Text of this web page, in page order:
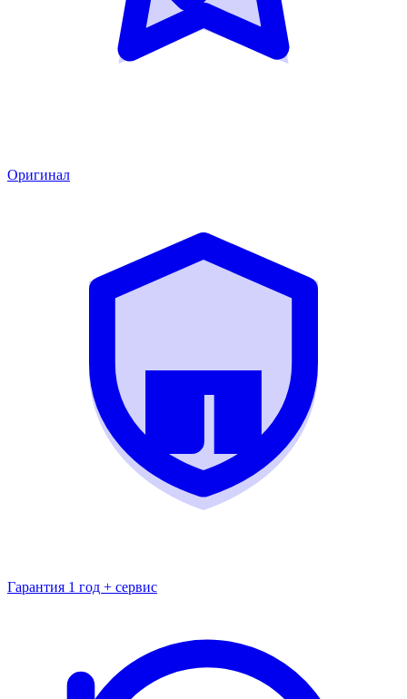
Оригинал
Гарантия 1 год + сервис